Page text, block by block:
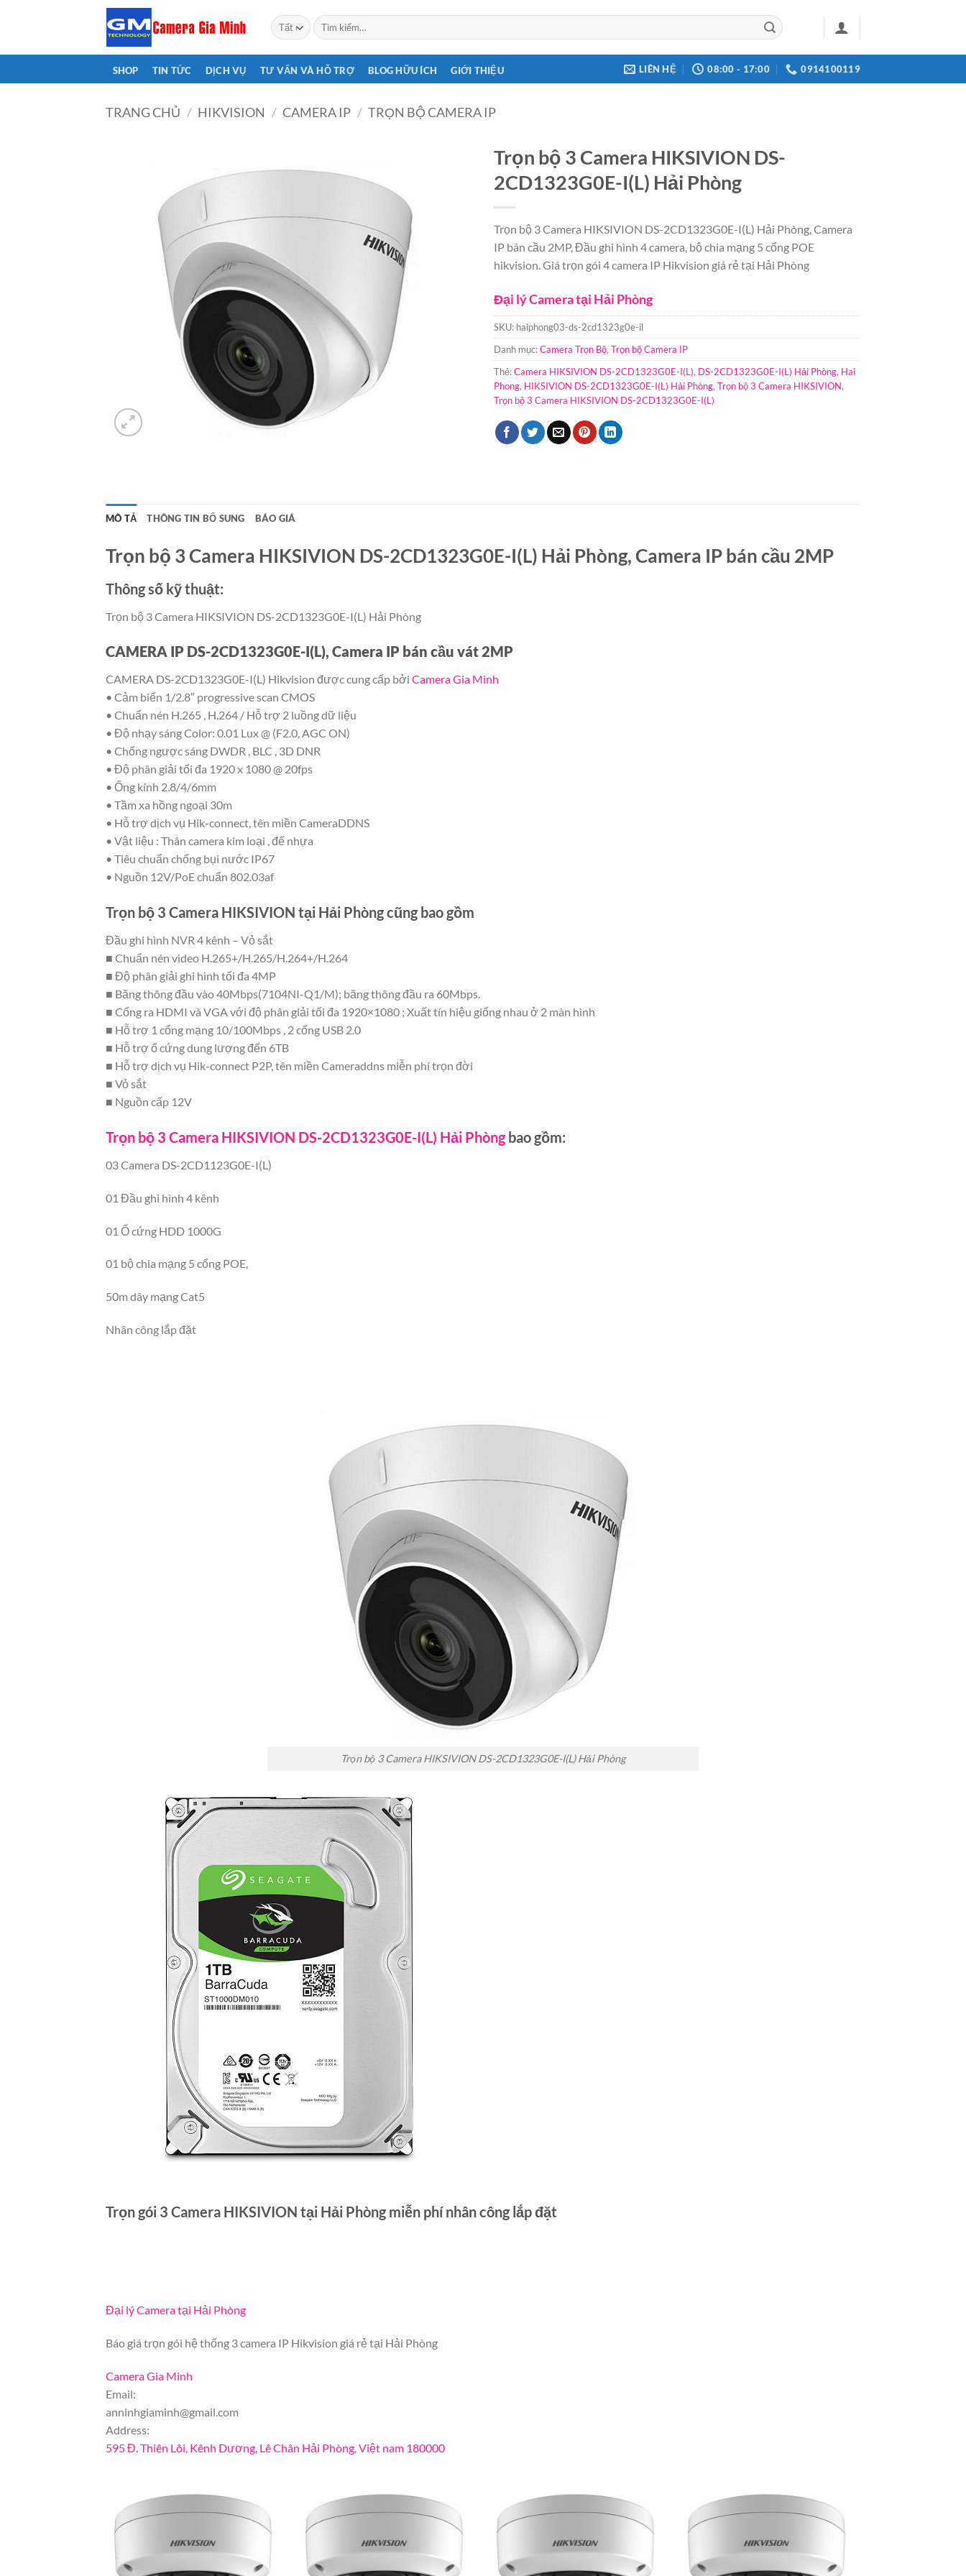
Tìm
kiếm:
SHOP TIN TỨC DỊCH VỤ TƯ VẤN VÀ HỖ TRỢ BLOG HỮU ÍCH GIỚI THIỆU LIÊN HỆ 08:00 - 17:00 0914100119
TRANG CHỦ / HIKVISION / CAMERA IP / TRỌN BỘ CAMERA IP
Trọn bộ 3 Camera HIKSIVION DS-
2CD1323G0E-I(L) Hải Phòng
Trọn bộ 3 Camera HIKSIVION DS-2CD1323G0E-I(L) Hải Phòng, Camera
IP bán cầu 2MP, Đầu ghi hình 4 camera, bộ chia mạng 5 cổng POE
hikvision. Giá trọn gói 4 camera IP Hikvision giá rẻ tại Hải Phòng
Đại lý Camera tại Hải Phòng
SKU: haiphong03-ds-2cd1323g0e-il
Danh mục:Camera Trọn Bộ, Trọn bộ Camera IP
Thẻ:Camera HIKSIVION DS-2CD1323G0E-I(L), DS-2CD1323G0E-I(L) Hải Phòng, Hai
Phong, HIKSIVION DS-2CD1323G0E-I(L) Hải Phòng, Trọn bộ 3 Camera HIKSIVION,
Trọn bộ 3 Camera HIKSIVION DS-2CD1323G0E-I(L)
MÔ TẢ THÔNG TIN BỔ SUNG BÁO GIÁ
Trọn bộ 3 Camera HIKSIVION DS-2CD1323G0E-I(L) Hải Phòng, Camera IP bán cầu 2MP
Thông số kỹ thuật:
Trọn bộ 3 Camera HIKSIVION DS-2CD1323G0E-I(L) Hải Phòng
CAMERA IP DS-2CD1323G0E-I(L), Camera IP bán cầu vát 2MP
CAMERA DS-2CD1323G0E-I(L) Hikvision được cung cấp bởi Camera Gia Minh
• Cảm biến 1/2.8″ progressive scan CMOS
• Chuẩn nén H.265 , H.264 / Hỗ trợ 2 luồng dữ liệu
• Độ nhạy sáng Color: 0.01 Lux @ (F2.0, AGC ON)
• Chống ngược sáng DWDR , BLC , 3D DNR
• Độ phân giải tối đa 1920 x 1080 @ 20fps
• Ống kính 2.8/4/6mm
• Tầm xa hồng ngoại 30m
• Hỗ trợ dịch vụ Hik-connect, tên miền CameraDDNS
• Vật liệu : Thân camera kim loại , đế nhựa
• Tiêu chuẩn chống bụi nước IP67
• Nguồn 12V/PoE chuẩn 802.03af
Trọn bộ 3 Camera HIKSIVION tại Hải Phòng cũng bao gồm
Đầu ghi hình NVR 4 kênh – Vỏ sắt
■ Chuẩn nén video H.265+/H.265/H.264+/H.264
■ Độ phân giải ghi hình tối đa 4MP
■ Băng thông đầu vào 40Mbps(7104NI-Q1/M); băng thông đầu ra 60Mbps.
■ Cổng ra HDMI và VGA với độ phân giải tối đa 1920×1080 ; Xuất tín hiệu giống nhau ở 2 màn hình
■ Hỗ trợ 1 cổng mạng 10/100Mbps , 2 cổng USB 2.0
■ Hỗ trợ ổ cứng dung lượng đến 6TB
■ Hỗ trợ dịch vụ Hik-connect P2P, tên miền Cameraddns miễn phí trọn đời
■ Vỏ sắt
■ Nguồn cấp 12V
Trọn bộ 3 Camera HIKSIVION DS-2CD1323G0E-I(L) Hải Phòngbao gồm:
03 Camera DS-2CD1123G0E-I(L)
01 Đầu ghi hình 4 kênh
01 Ổ cứng HDD 1000G
01 bộ chia mạng 5 cổng POE,
50m dây mạng Cat5
Nhân công lắp đặt
Trọn bộ 3 Camera HIKSIVION DS-2CD1323G0E-I(L) Hải Phòng
Trọn gói 3 Camera HIKSIVION tại Hải Phòng miễn phí nhân công lắp đặt
Đại lý Camera tại Hải Phòng
Báo giá trọn gói hệ thống 3 camera IP Hikvision giá rẻ tại Hải Phòng
Camera Gia Minh
Email:
anninhgiaminh@gmail.com
Address:
595 Đ. Thiên Lôi, Kênh Dương, Lê Chân Hải Phòng, Việt nam 180000